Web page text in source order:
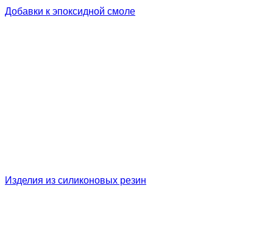
Добавки к эпоксидной смоле
Изделия из силиконовых резин